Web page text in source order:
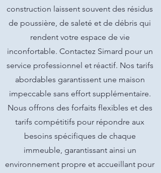
construction laissent souvent des résidus
de poussière, de saleté et de débris qui
rendent votre espace de vie
inconfortable. Contactez Simard pour un
service professionnel et réactif. Nos tarifs
abordables garantissent une maison
impeccable sans effort supplémentaire.
Nous offrons des forfaits flexibles et des
tarifs compétitifs pour répondre aux
besoins spécifiques de chaque
immeuble, garantissant ainsi un
environnement propre et accueillant pour